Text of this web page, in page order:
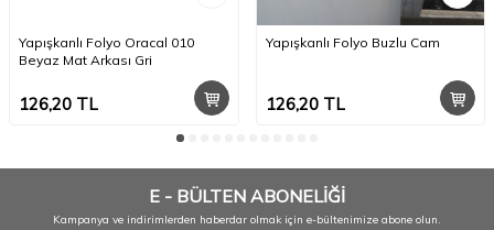
Yapışkanlı Folyo Oracal 010
Beyaz Mat Arkası Gri
126,20 TL
Yapışkanlı Folyo Buzlu Cam
126,20TL
E - BÜLTEN ABONELİĞİ
Kampanya ve indirimlerden haberdar olmak için e-bültenimize abone olun.